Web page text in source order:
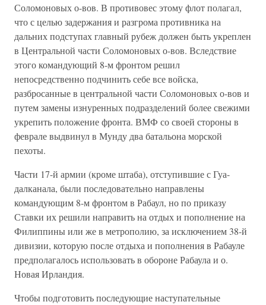
Соломоновых о-вов. В противовес этому флот полагал,
что с целью задержания и разгрома противника на
дальних подступах главный рубеж должен быть укреплен
в Центральной части Соломоновых о-вов. Вследствие
этого командующий 8-м фронтом решил
непосредственно подчинить себе все войска,
разбросанные в центральной части Соломоновых о-вов и
путем замены изнуренных подразделений более свежими
укрепить положение фронта. ВМФ со своей стороны в
феврале выдвинул в Мунду два батальона морской
пехоты.
Части 17-й армии (кроме штаба), отступившие с Гуа-
далканала, были последовательно направлены
командующим 8-м фронтом в Рабаул, но по приказу
Ставки их решили направить на отдых и пополнение на
Филиппины или же в метрополию, за исключением 38-й
дивизии, которую после отдыха и пополнения в Рабауле
предполагалось использовать в обороне Рабаула и о.
Новая Ирландия.
Чтобы подготовить последующие наступательные